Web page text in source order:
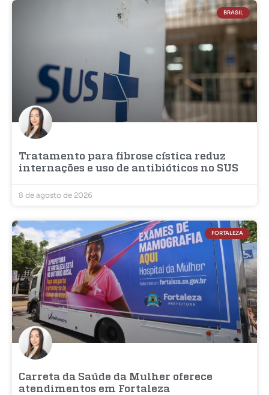
BRASIL
Tratamento para fibrose cística reduz
internações e uso de antibióticos no SUS
8 de agosto de 2026
FORTALEZA
Carreta da Saúde da Mulher oferece
atendimentos em Fortaleza